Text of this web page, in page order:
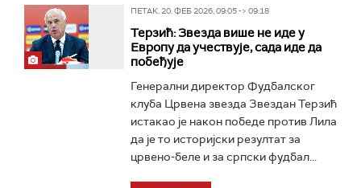
ПЕТАК, 20. ФЕБ 2026, 09:05 -> 09:18
Терзић: Звезда више не иде у
Европу да учествује, сада иде да
побеђује
Генерални директор Фудбалског
клуба Црвена звезда Звездан Терзић
истакао је након победе против Лила
да је то историјски резултат за
црвено-беле и за српски фудбал...